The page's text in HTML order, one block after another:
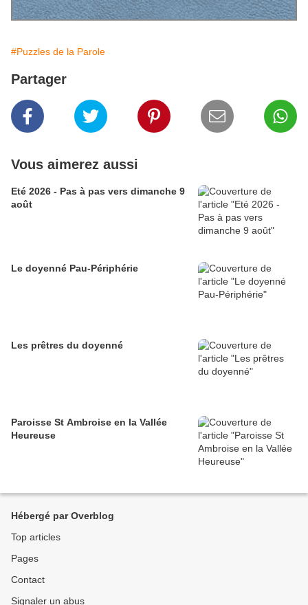
#Puzzles de la Parole
Partager
Vous aimerez aussi
Eté 2026 - Pas à pas vers dimanche 9
août
Le doyenné Pau-Périphérie
Les prêtres du doyenné
Paroisse St Ambroise en la Vallée
Heureuse
Hébergé par Overblog
Top articles
Pages
Contact
Signaler un abus